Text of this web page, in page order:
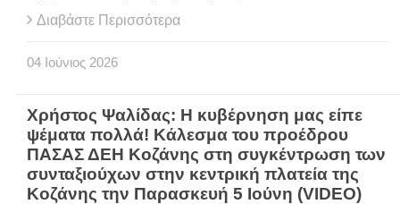
Διαβάστε Περισσότερα
04 Ιούνιος 2026
Χρήστος Ψαλίδας: Η κυβέρνηση μας είπε
ψέματα πολλά! Κάλεσμα του προέδρου
ΠΑΣΑΣ ΔΕΗ Κοζάνης στη συγκέντρωση των
συνταξιούχων στην κεντρική πλατεία της
Κοζάνης την Παρασκευή 5 Ιούνη (VIDEO)